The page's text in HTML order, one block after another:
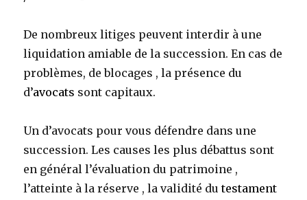
De nombreux litiges peuvent interdir à une
liquidation amiable de la succession. En cas de
problèmes, de blocages , la présence du
d’avocats sont capitaux.
Un d’avocats pour vous défendre dans une
succession. Les causes les plus débattus sont
en général l’évaluation du patrimoine ,
l’atteinte à la réserve , la validité dutestament